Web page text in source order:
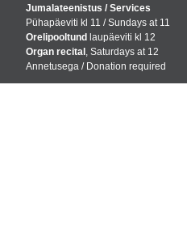
Jumalateenistus / Services
Pühapäeviti kl 11 / Sundays at 11
Orelipooltund laupäeviti kl 12
Organ recital , Saturdays at 12
Annetusega / Donation required